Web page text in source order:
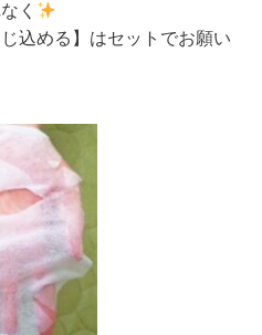
く
込める】はセットでお願い